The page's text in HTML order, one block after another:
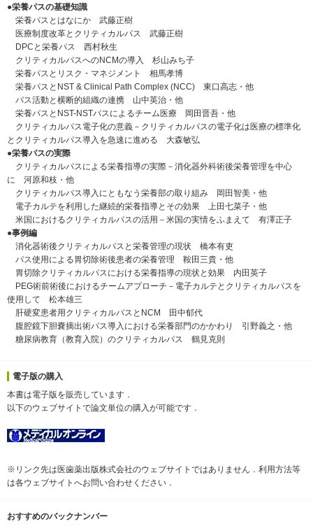
●栄養パスの基礎知識
栄養パスとはなにか 武藤正樹
医療制度改革とクリティカルパス 武藤正樹
DPCと栄養パス 西村秋生
クリティカルパスへのNCMの導入 杉山みち子
栄養パスとリスク・マネジメント 相馬孝博
栄養パスとNST & Clinical Path Complex (NCC) 東口高志・他
パス活動と横断的組織の連携 山中英治・他
栄養パスとNST-NSTパスによるチーム医療 岡田晋吾・他
クリティカルパス電子化の意義－クリティカルパスの電子化は医療の標準化
とクリティカルパス導入を急速に進める 大森敏弘
●栄養パスの実際
クリティカルパスによる栄養指導の実際－消化器外科術後栄養管理を中心
に 河原和枝・他
クリティカルパス導入にともなう栄養部の取り組み 岡田智美・他
電子カルテを利用した継続的栄養指導とその効果 上田七菜子・他
米国におけるクリティカルパスの活用－米国の実情をふまえて 有澤正子
●事例編
消化器術後クリティカルパスと栄養管理の現状 橋本有吏
パス使用による胃切除術後患者の栄養管理 鞍田三貴・他
胃切除クリティカルパスにおける栄養指導の現状と効果 内田英子
PEG術前術後におけるチームアプローチ－電子カルテとクリティカルパスを
使用して 松本雄三
肝硬変患者用クリティカルパスとNCM 田中郁代
腹腔鏡下胆嚢摘出術パス導入における栄養部門のかかわり 引野義之・他
糖尿病教育（教育入院）のクリティカルパス 鶴見克則
電子版の購入
本書は電子版を販売しています．
以下のウェブサイトで論文単位の購入が可能です．
※リンク先は医歯薬出版株式会社のウェブサイトではありません．利用方法等
は各ウェブサイトへお問い合わせください．
おすすめのバックナンバー